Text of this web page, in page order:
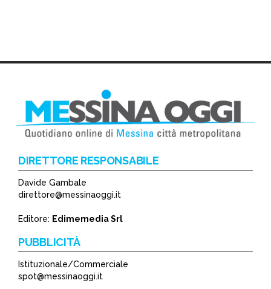
DIRETTORE RESPONSABILE
Davide Gambale
direttore@messinaoggi.it
Editore: Edimemedia Srl
PUBBLICITÀ
Istituzionale/Commerciale
spot@messinaoggi.it